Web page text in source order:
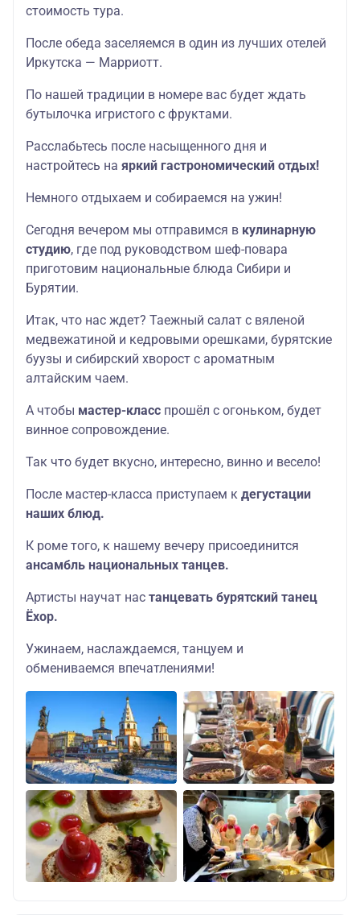
стоимость тура.
После обеда заселяемся в один из лучших отелей
Иркутска — Марриотт.
По нашей традиции в номере вас будет ждать
бутылочка игристого с фруктами.
Расслабьтесь после насыщенного дня и
настройтесь на яркий гастрономический отдых!
Немного отдыхаем и собираемся на ужин!
Сегодня вечером мы отправимся в кулинарную
студию, где под руководством шеф-повара
приготовим национальные блюда Сибири и
Бурятии.
Итак, что нас ждет? Таежный салат с вяленой
медвежатиной и кедровыми орешками, бурятские
буузы и сибирский хворост с ароматным
алтайским чаем.
А чтобы мастер-класс прошёл с огоньком, будет
винное сопровождение.
Так что будет вкусно, интересно, винно и весело!
После мастер-класса приступаем к дегустации
наших блюд.
К роме того, к нашему вечеру присоединится
ансамбль национальных танцев.
Артисты научат нас танцевать бурятский танец
Ёхор.
Ужинаем, наслаждаемся, танцуем и
обмениваемся впечатлениями!